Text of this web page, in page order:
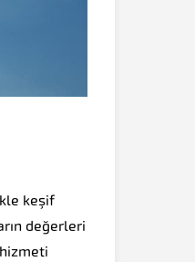
keşif
değerleri